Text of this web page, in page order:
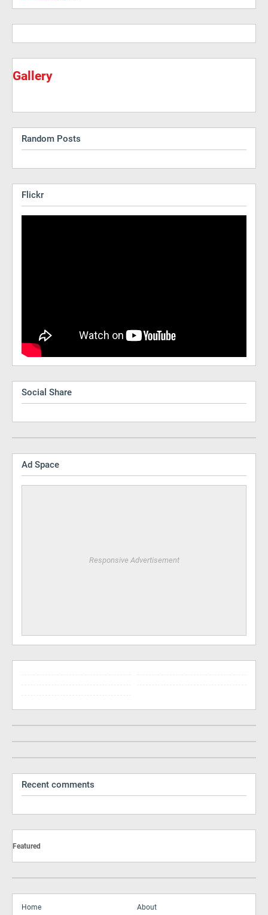
Gallery
Random Posts
Flickr
Social Share
Ad Space
Responsive Advertisement
Recent comments
Featured
Home About